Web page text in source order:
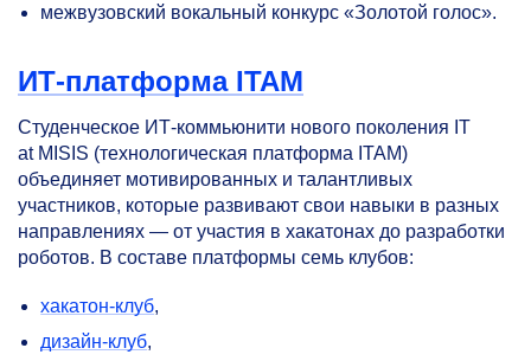
межвузовский вокальный конкурс «Золотой голос».
ИТ-платформа ITAM
Cтуденческое ИТ-коммьюнити нового поколения IT
at MISIS (технологическая платформа ITAM)
объединяет мотивированных и талантливых
участников, которые развивают свои навыки в разных
направлениях — от участия в хакатонах до разработки
роботов. В составе платформы семь клубов:
хакатон-клуб,
дизайн-клуб,